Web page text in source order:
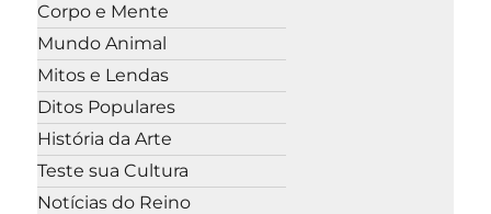
Corpo e Mente
Mundo Animal
Mitos e Lendas
Ditos Populares
História da Arte
Teste sua Cultura
Notícias do Reino